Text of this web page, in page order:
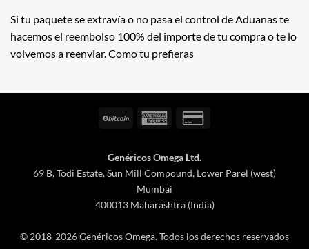
Si tu paquete se extravía o no pasa el control de Aduanas te
hacemos el reembolso 100% del importe de tu compra o te lo
volvemos a reenviar. Como tu prefieras
BitCoin
American
Genéricos Omega Ltd.
69 B, Todi Estate, Sun Mill Compound, Lower Parel (west)
Mumbai
400013 Maharashtra (India)
© 2018-2026 Genéricos Omega. Todos los derechos reservados